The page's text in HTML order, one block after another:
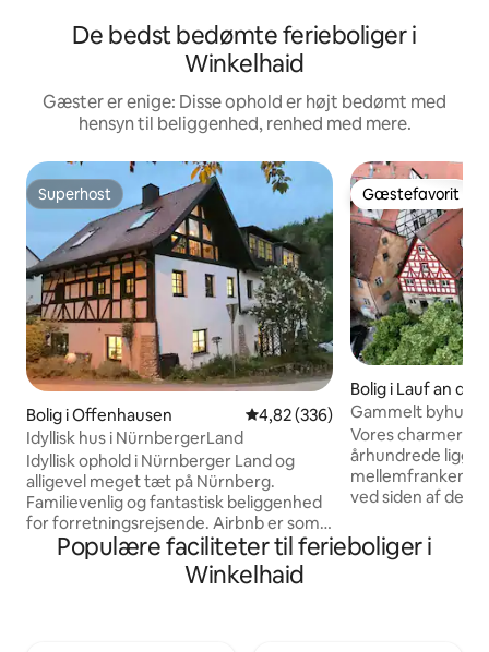
De bedst bedømte ferieboliger i
Winkelhaid
Gæster er enige: Disse ophold er højt bedømt med
hensyn til beliggenhed, renhed med mere.
Superhost
Superhost
Bolig i Offenhausen 4,82 ud af 5 i gennemsnitlig
4,82 (336)
Idyllisk hus i NürnbergerLand
Idyllisk ophold i Nürnberger Land og
alligevel meget tæt på Nürnberg.
Familievenlig og fantastisk beliggenhed
for forretningsrejsende. Airbnb er som
at være på ferie hjemme hos venner. Og
det bedste ved at være hjemme er de
mennesker, du deler det med😃 Byerne
Gæstefavorit
Gæstefavorit
Bolig i Lauf an der
Gammelt byhus i
Vores
århundrede
mellemfranken
ved siden af det
sandstensmure
umiddelbar
Populære faciliteter til ferieboliger i
Winkelhaid